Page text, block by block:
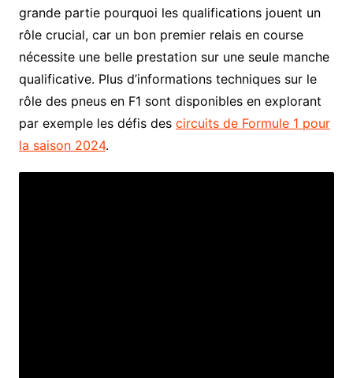
grande partie pourquoi les qualifications jouent un
rôle crucial, car un bon premier relais en course
nécessite une belle prestation sur une seule manche
qualificative. Plus d’informations techniques sur le
rôle des pneus en F1 sont disponibles en explorant
par exemple les défis des circuits de Formule 1 pour
la saison 2024.